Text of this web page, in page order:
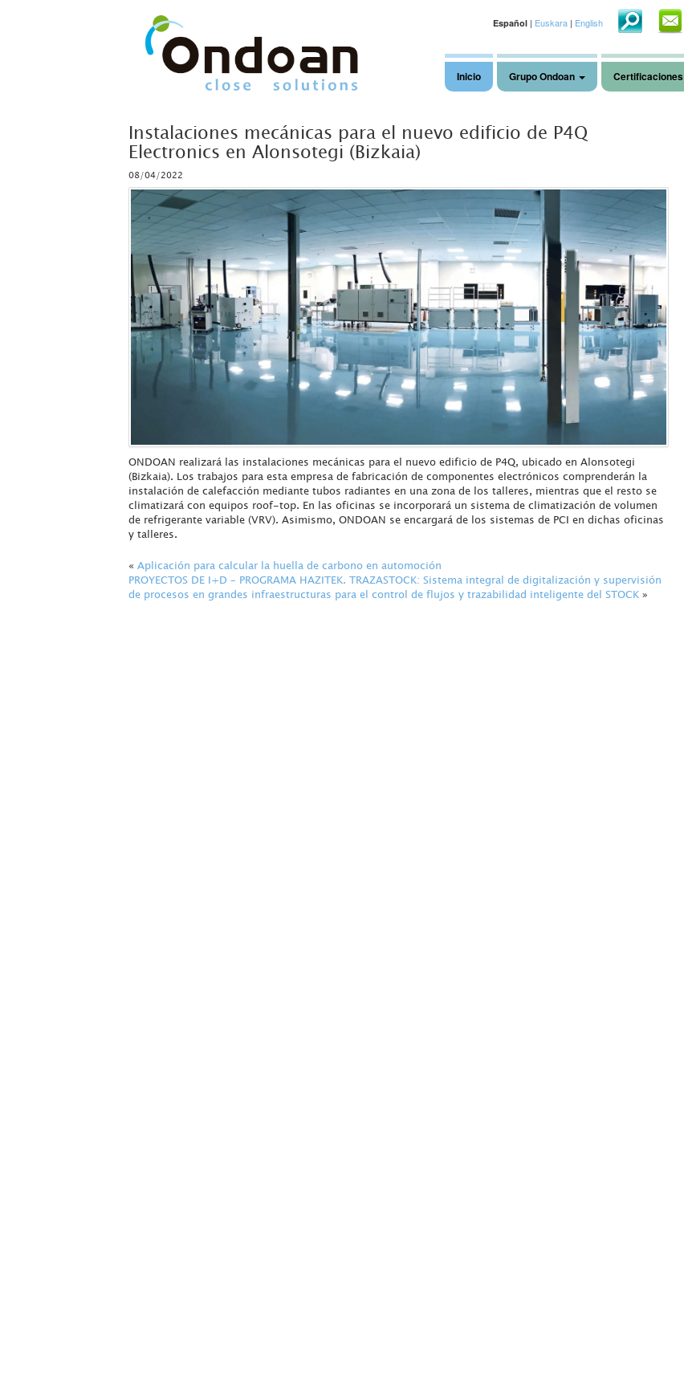
Español| Euskara| English
Inicio Grupo Ondoan Certificaciones
Instalaciones mecánicas para el nuevo edificio de P4Q
Electronics en Alonsotegi (Bizkaia)
08/04/2022
ONDOAN realizará las instalaciones mecánicas para el nuevo edificio de P4Q, ubicado en Alonsotegi
(Bizkaia). Los trabajos para esta empresa de fabricación de componentes electrónicos comprenderán la
instalación de calefacción mediante tubos radiantes en una zona de los talleres, mientras que el resto se
climatizará con equipos roof-top. En las oficinas se incorporará un sistema de climatización de volumen
de refrigerante variable (VRV). Asimismo, ONDOAN se encargará de los sistemas de PCI en dichas oficinas
y talleres.
« Aplicación para calcular la huella de carbono en automoción
PROYECTOS DE I+D – PROGRAMA HAZITEK. TRAZASTOCK: Sistema integral de digitalización y supervisión
de procesos en grandes infraestructuras para el control de flujos y trazabilidad inteligente del STOCK»